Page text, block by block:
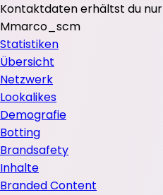
Kontaktdaten erhältst du
Mmarco_scm
Statistiken
Übersicht
Netzwerk
Lookalikes
Demografie
Botting
Brandsafety
Inhalte
Branded Content